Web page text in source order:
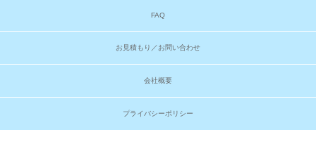
FAQ
お見積もり／お問い合わせ
会社概要
プライバシーポリシー